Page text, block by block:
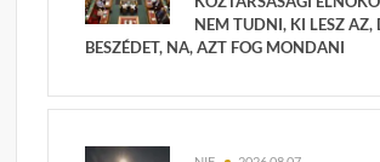
NEM TUDNI, KI LESZ AZ,
BESZÉDET, NA, AZT FOG MONDANI